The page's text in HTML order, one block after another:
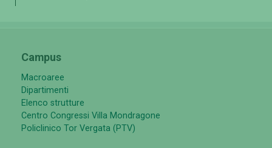
Campus
Macroaree
Dipartimenti
Elenco strutture
Centro Congressi Villa Mondragone
Policlinico Tor Vergata (PTV)